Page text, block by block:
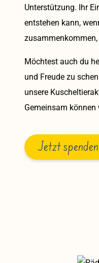
Unterstützung. Ihr
entstehen kann,
Möchtest auch du
und Freude zu
unsere
Gemeinsam können
Jetzt spenden